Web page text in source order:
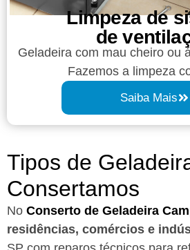
Limpeza de
de
Geladeira com mau cheiro ou
Fazemos a limpeza
Saiba Mais
Tipos de
Consertamos
No Conserto de Geladeira
residências, comércios e